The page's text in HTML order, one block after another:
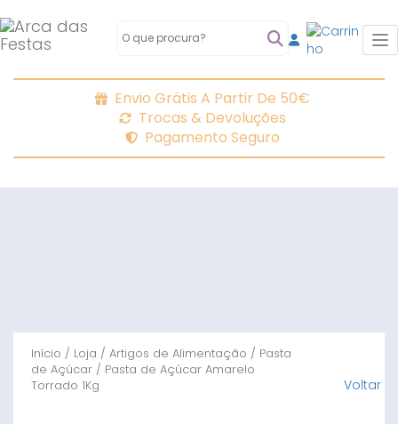
Envio Grátis A Partir De 50€
Trocas & Devoluções
Pagamento Seguro
Início / Loja / Artigos de Alimentação / Pasta
de Açúcar / Pasta de Açúcar Amarelo
Torrado 1Kg
Voltar